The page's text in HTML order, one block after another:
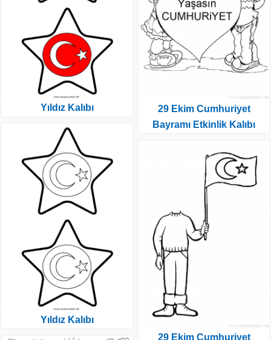
Yıldız Kalıbı
Yıldız Kalıbı
29 Ekim Cumhuriyet
Bayramı Etkinlik Kalıbı
29 Ekim Cumhuriyet